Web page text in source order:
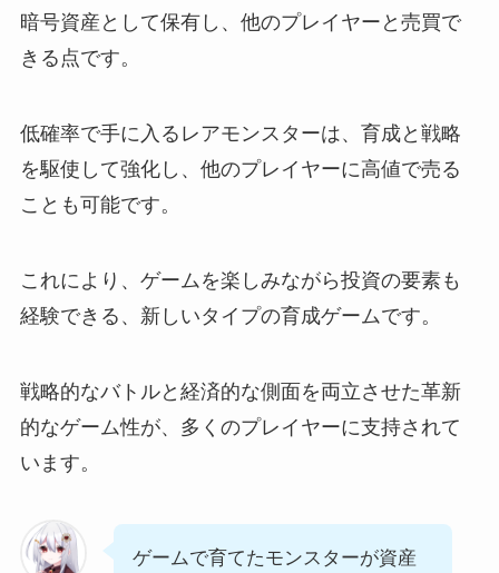
暗号資産として保有し、他のプレイヤーと売買で
きる点です。
低確率で手に入るレアモンスターは、育成と戦略
を駆使して強化し、他のプレイヤーに高値で売る
ことも可能です。
これにより、ゲームを楽しみながら投資の要素も
経験できる、新しいタイプの育成ゲームです。
戦略的なバトルと経済的な側面を両立させた革新
的なゲーム性が、多くのプレイヤーに支持されて
います。
ゲームで育てたモンスターが資産